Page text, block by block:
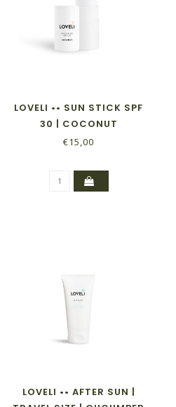
LOVELI •• SUN STICK SPF
30 | COCONUT
€15,00
LOVELI •• AFTER SUN |